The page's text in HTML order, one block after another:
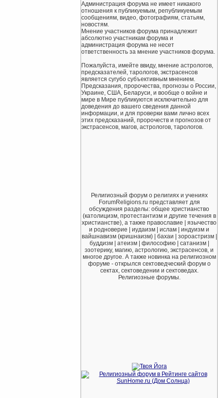
Администрация форума не имеет никакого
отношения к публикуемым, републикуемым
сообщениям, видео, фотографиям, статьям,
новостям.
Мнение участников форума принадлежит
абсолютно участникам форума и
администрация форума не несет
ответственность за мнение участников форума.
Пожалуйста, имейте ввиду, мнение астрологов,
предсказателей, тарологов, экстрасенсов
является сугубо субъективным мнением.
Предсказания, пророчества, прогнозы о России,
Украине, США, Беларуси, и вообще о войне и
мире в Мире публикуются исключительно для
доведения до вашего сведения данной
информации, и для проверки вами лично всех
этих предсказаний, пророчеств и прогнозов от
экстрасенсов, магов, астрологов, тарологов.
Религиозный форум о религиях и учениях
ForumReligions.ru представляет для
обсуждения разделы: общее христианство
(католицизм, протестантизм и другие течения в
христианстве), а также православие | язычество
и родноверие | иудаизм | ислам | индуизм и
вайшнавизм (кришнаизм) | бахаи | зороастризм |
буддизм | атеизм | философию | сатанизм |
эзотерику, магию, астрологию, экстрасенсов, и
многое другое. А также новинка на религиозном
форуме - открылся сектоведческий форум о
сектах, сектоведении и сектоведах.
Религиозные форумы.